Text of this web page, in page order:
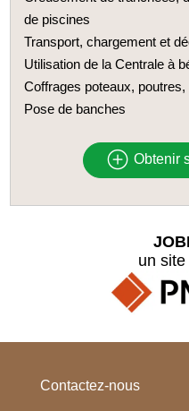
de piscines
Transport, chargement et
Utilisation de la Centrale à
Coffrages poteaux,
Pose de banches
Obtenir
un
Contactez-nous